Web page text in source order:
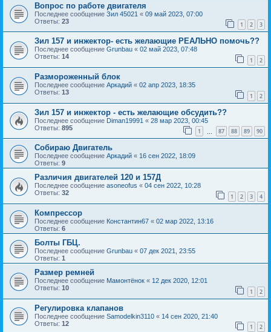
Вопрос по работе двигателя
Последнее сообщение Зил 45021 « 09 май 2023, 07:00
Ответы: 23 1 2 3
Зил 157 и инжектор- есть желающие РЕАЛЬНО помочь??
Последнее сообщение Grunbau « 02 май 2023, 07:48
Ответы: 14 1 2
Размороженный блок
Последнее сообщение Аркадий « 02 апр 2023, 18:35
Ответы: 13 1 2
Зил 157 и инжектор - есть желающие обсудить??
Последнее сообщение Diman19991 « 28 мар 2023, 00:45
Ответы: 895 1 87 88 89 90
Собираю Двигатель
Последнее сообщение Аркадий « 16 сен 2022, 18:09
Ответы: 9
Различия двигателей 120 и 157Д
Последнее сообщение asoneofus « 04 сен 2022, 10:28
Ответы: 32 1 2 3 4
Компрессор
Последнее сообщение Константин67 « 02 мар 2022, 13:16
Ответы: 6
Болты ГБЦ.
Последнее сообщение Grunbau « 07 дек 2021, 23:55
Ответы: 1
Размер ремней
Последнее сообщение Мамонтёнок « 12 дек 2020, 12:01
Ответы: 10 1 2
Регулировка клапанов
Последнее сообщение Samodelkin3110 « 14 сен 2020, 21:40
Ответы: 12 1 2